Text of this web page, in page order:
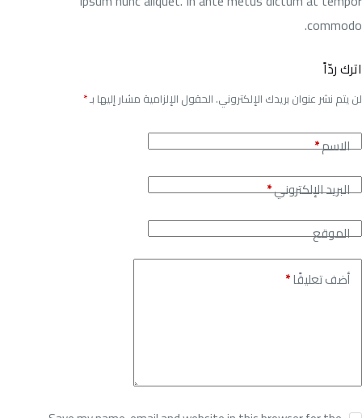
commodo.
اترك ردّاً
لن يتم نشر عنوان بريدك الإلكتروني. الحقول الإلزامية مشار إليها بـ*
الاسم*
البريد الإلكتروني*
الموقع
أضف تعليقًا*